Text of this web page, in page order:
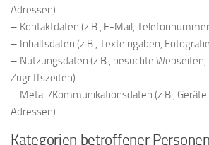
Adressen).
– Kontaktdaten (z.B., E-Mail,
– Inhaltsdaten (z.B., Texteingaben,
– Nutzungsdaten (z.B., besuchte
Zugriffszeiten).
– Meta-/Kommunikationsdaten (z.B.,
Adressen).
Kategorien betroffener Personen